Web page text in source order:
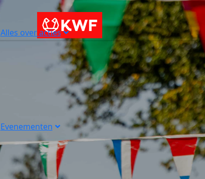
Alles over acties
Evenementen